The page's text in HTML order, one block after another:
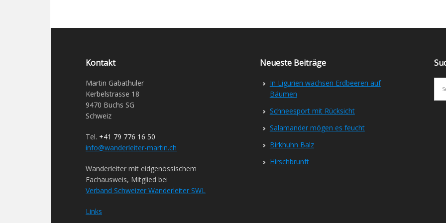
Kontakt
Martin Gabathuler
Kerbelstrasse 18
9470 Buchs SG
Schweiz
Tel. +41 79 776 16 50
info@wanderleiter-martin.ch
Wanderleiter mit eidgenössischem
Fachausweis, Mitglied bei
Verband Schweizer Wanderleiter SWL
Links
Neueste Beiträge
In Ligurien wachsen Erdbeeren auf
Bäumen
Schneesport mit Rücksicht
Salamander mögen es feucht
Birkhuhn Balz
Hirschbrunft